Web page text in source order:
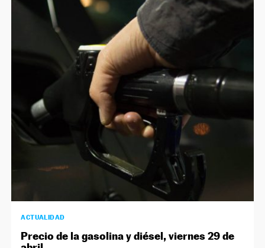
ACTUALIDAD
Precio de la gasolina y diésel, viernes 29 de